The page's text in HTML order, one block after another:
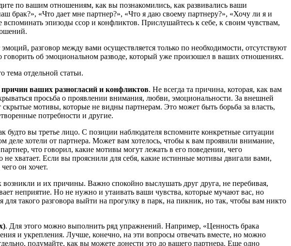
по вашим отношениям, как вы познакомились, как развивались ваши
«Что дает мне партнер?», «Что я даю своему партнеру?», «Хочу ли я и
вспоминать эпизоды ссор и конфликтов. Прислушайтесь к себе, к своим чувствам,
разговор между вами осуществляется только по необходимости, отсутствуют
об эмоциональном разводе, который уже произошел в ваших отношениях.
тема отдельной статьи.
причин ваших разногласий и конфликтов. Не всегда та причина, которая, как вам
просьба о проявлении внимания, любви, эмоциональности. За внешней
мотивы, которые не видны партнерам. Это может быть борьба за власть,
потребности и другие.
будто вы третье лицо. С позиции наблюдателя вспомните конкретные ситуации
деле хотели от партнера. Может вам хотелось, чтобы к вам проявили внимание,
что говорил, какие мотивы могут лежать в его поведении, чего
не хватает. Если вы прояснили для себя, какие истинные мотивы двигали вами,
он хочет.
и их причины. Важно спокойно выслушать друг друга, не перебивая,
неприятие. Но не нужно и утаивать ваши чувства, которые мучают вас, но
такого разговора выйти на прогулку в парк, на пикник, но так, чтобы вам никто
. Для этого можно выполнить ряд упражнений. Например, «Ценность брака
и укрепления. Лучше, конечно, на эти вопросы отвечать вместе, но можно
подумайте, как вы можете донести это до вашего партнера. Еще одно